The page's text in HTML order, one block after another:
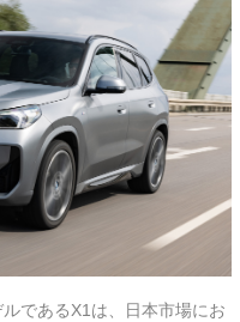
であるX1は、日本市場にお